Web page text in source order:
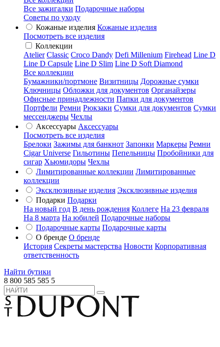
Все зажигалки Подарочные наборы
Советы по уходу
Кожаные изделия Кожаные изделия
Посмотреть все изделия
Коллекции
Atelier Classic Croco Dandy Defi Millenium Firehead Line D
Line D Capsule Line D Slim Line D Soft Diamond
Все коллекции
Бумажники/портмоне Визитницы Дорожные сумки
Ключницы Обложки для документов Органайзеры
Офисные принадлежности Папки для документов
Портфели Ремни Рюкзаки Сумки для документов Сумки
мессенджеры Чехлы
Аксессуары Аксессуары
Посмотреть все изделия
Брелоки Зажимы для банкнот Запонки Маркеры Ремни
Cigar Universe Гильотины Пепельницы Пробойники для
сигар Хьюмидоры Чехлы
Лимитированные коллекции Лимитированные
коллекции
Эксклюзивные изделия Эксклюзивные изделия
Подарки Подарки
На новый год В день рождения Коллеге На 23 февраля
На 8 марта На юбилей Подарочные наборы
Подарочные карты Подарочные карты
О бренде О бренде
История Секреты мастерства Новости Корпоративная
ответственность
Найти бутики
8 800 585 585 5